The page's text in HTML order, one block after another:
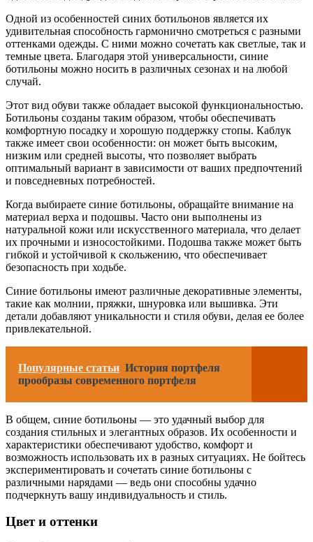
Одной из особенностей синих ботильонов является их
удивительная способность гармонично смотреться с разными
оттенками одежды. С ними можно сочетать как светлые, так и
темные цвета. Благодаря этой универсальности, синие
ботильоны можно носить в различных сезонах и на любой
случай.
Этот вид обуви также обладает высокой функциональностью.
Ботильоны созданы таким образом, чтобы обеспечивать
комфортную посадку и хорошую поддержку стопы. Каблук
также имеет свои особенности: он может быть высоким,
низким или средней высоты, что позволяет выбрать
оптимальный вариант в зависимости от ваших предпочтений
и повседневных потребностей.
Когда выбираете синие ботильоны, обращайте внимание на
материал верха и подошвы. Часто они выполнены из
натуральной кожи или искусственного материала, что делает
их прочными и износостойкими. Подошва также может быть
гибкой и устойчивой к скольжению, что обеспечивает
безопасность при ходьбе.
Синие ботильоны имеют различные декоративные элементы,
такие как молнии, пряжки, шнуровка или вышивка. Эти
детали добавляют уникальности и стиля обуви, делая ее более
привлекательной.
Популярные статьи История портфеля
прообразы современного портфеля
В общем, синие ботильоны — это удачный выбор для
создания стильных и элегантных образов. Их особенности и
характеристики обеспечивают удобство, комфорт и
возможность использовать их в разных ситуациях. Не бойтесь
экспериментировать и сочетать синие ботильоны с
различными нарядами — ведь они способны удачно
подчеркнуть вашу индивидуальность и стиль.
Цвет и оттенки